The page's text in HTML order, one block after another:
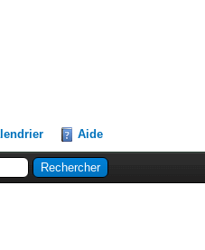
Aide